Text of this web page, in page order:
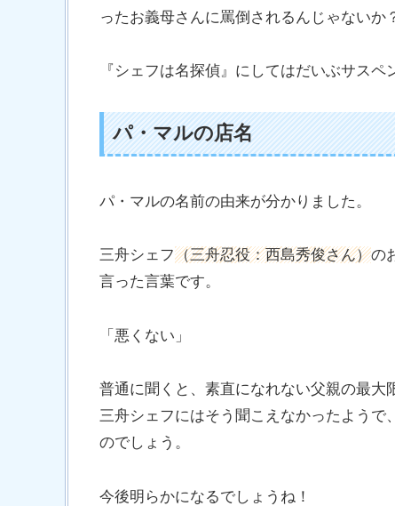
ったお義母さんに罵倒されるんじゃないか
『シェフは名探偵』にしてはだいぶサスペ
パ・マルの店名
パ・マルの名前の由来が分かりました。
三舟シェフ（三舟忍役：西島秀俊さん）の
言った言葉です。
「悪くない」
普通に聞くと、素直になれない父親の最大
三舟シェフにはそう聞こえなかったようで
のでしょう。
今後明らかになるでしょうね！